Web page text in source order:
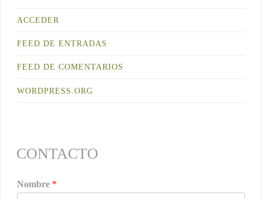
ACCEDER
FEED DE ENTRADAS
FEED DE COMENTARIOS
WORDPRESS.ORG
CONTACTO
Nombre *